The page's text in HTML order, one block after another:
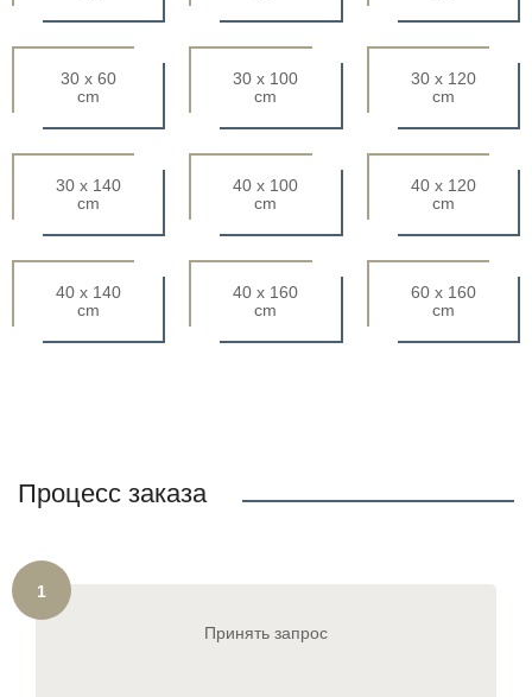
30 x 60
cm
30 x 100
cm
30 x 120
cm
30 x 140
cm
40 x 100
cm
40 x 120
cm
40 x 140
cm
40 x 160
cm
60 x 160
cm
Процесс заказа
1
Принять запрос